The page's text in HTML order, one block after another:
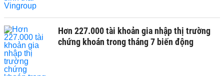
Hơn 227.000 tài khoản gia nhập thị trường
chứng khoán trong tháng 7 biến động